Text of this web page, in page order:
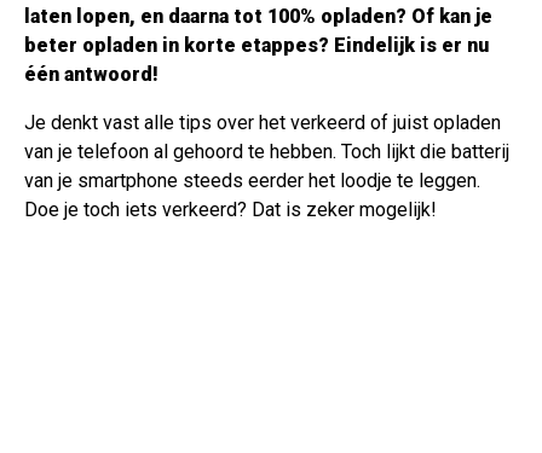
laten lopen, en daarna tot 100% opladen? Of kan je
beter opladen in korte etappes? Eindelijk is er nu
één antwoord!
Je denkt vast alle tips over het verkeerd of juist opladen
van je telefoon al gehoord te hebben. Toch lijkt die batterij
van je smartphone steeds eerder het loodje te leggen.
Doe je toch iets verkeerd? Dat is zeker mogelijk!